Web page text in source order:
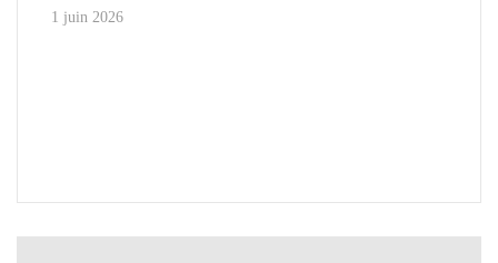
1 juin 2026